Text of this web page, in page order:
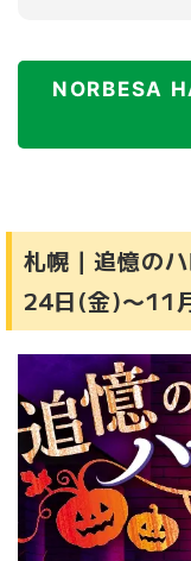
NORBESA
札幌｜追憶の
24日(金)〜11